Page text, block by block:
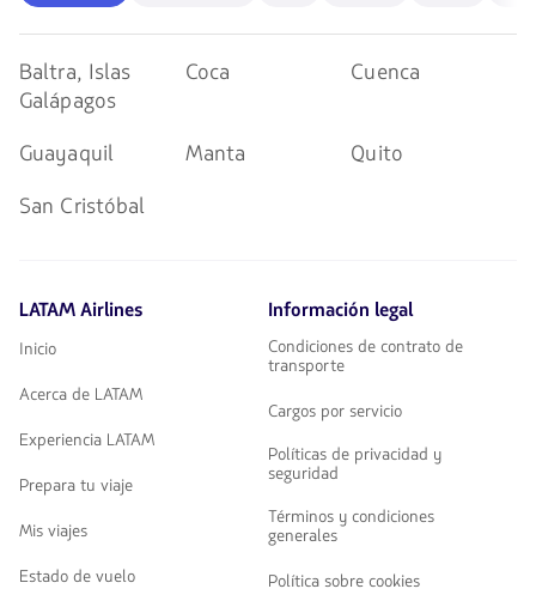
Baltra, Islas
Galápagos
Coca Cuenca
Guayaquil Manta
Quito
San Cristóbal
LATAM Airlines
Inicio
Acerca de LATAM
Experiencia LATAM
Prepara tu viaje
Mis viajes
Estado de vuelo
Información legal
Condiciones de contrato de
transporte
Cargos por servicio
Políticas de privacidad y
seguridad
Términos y condiciones
generales
Política sobre cookies